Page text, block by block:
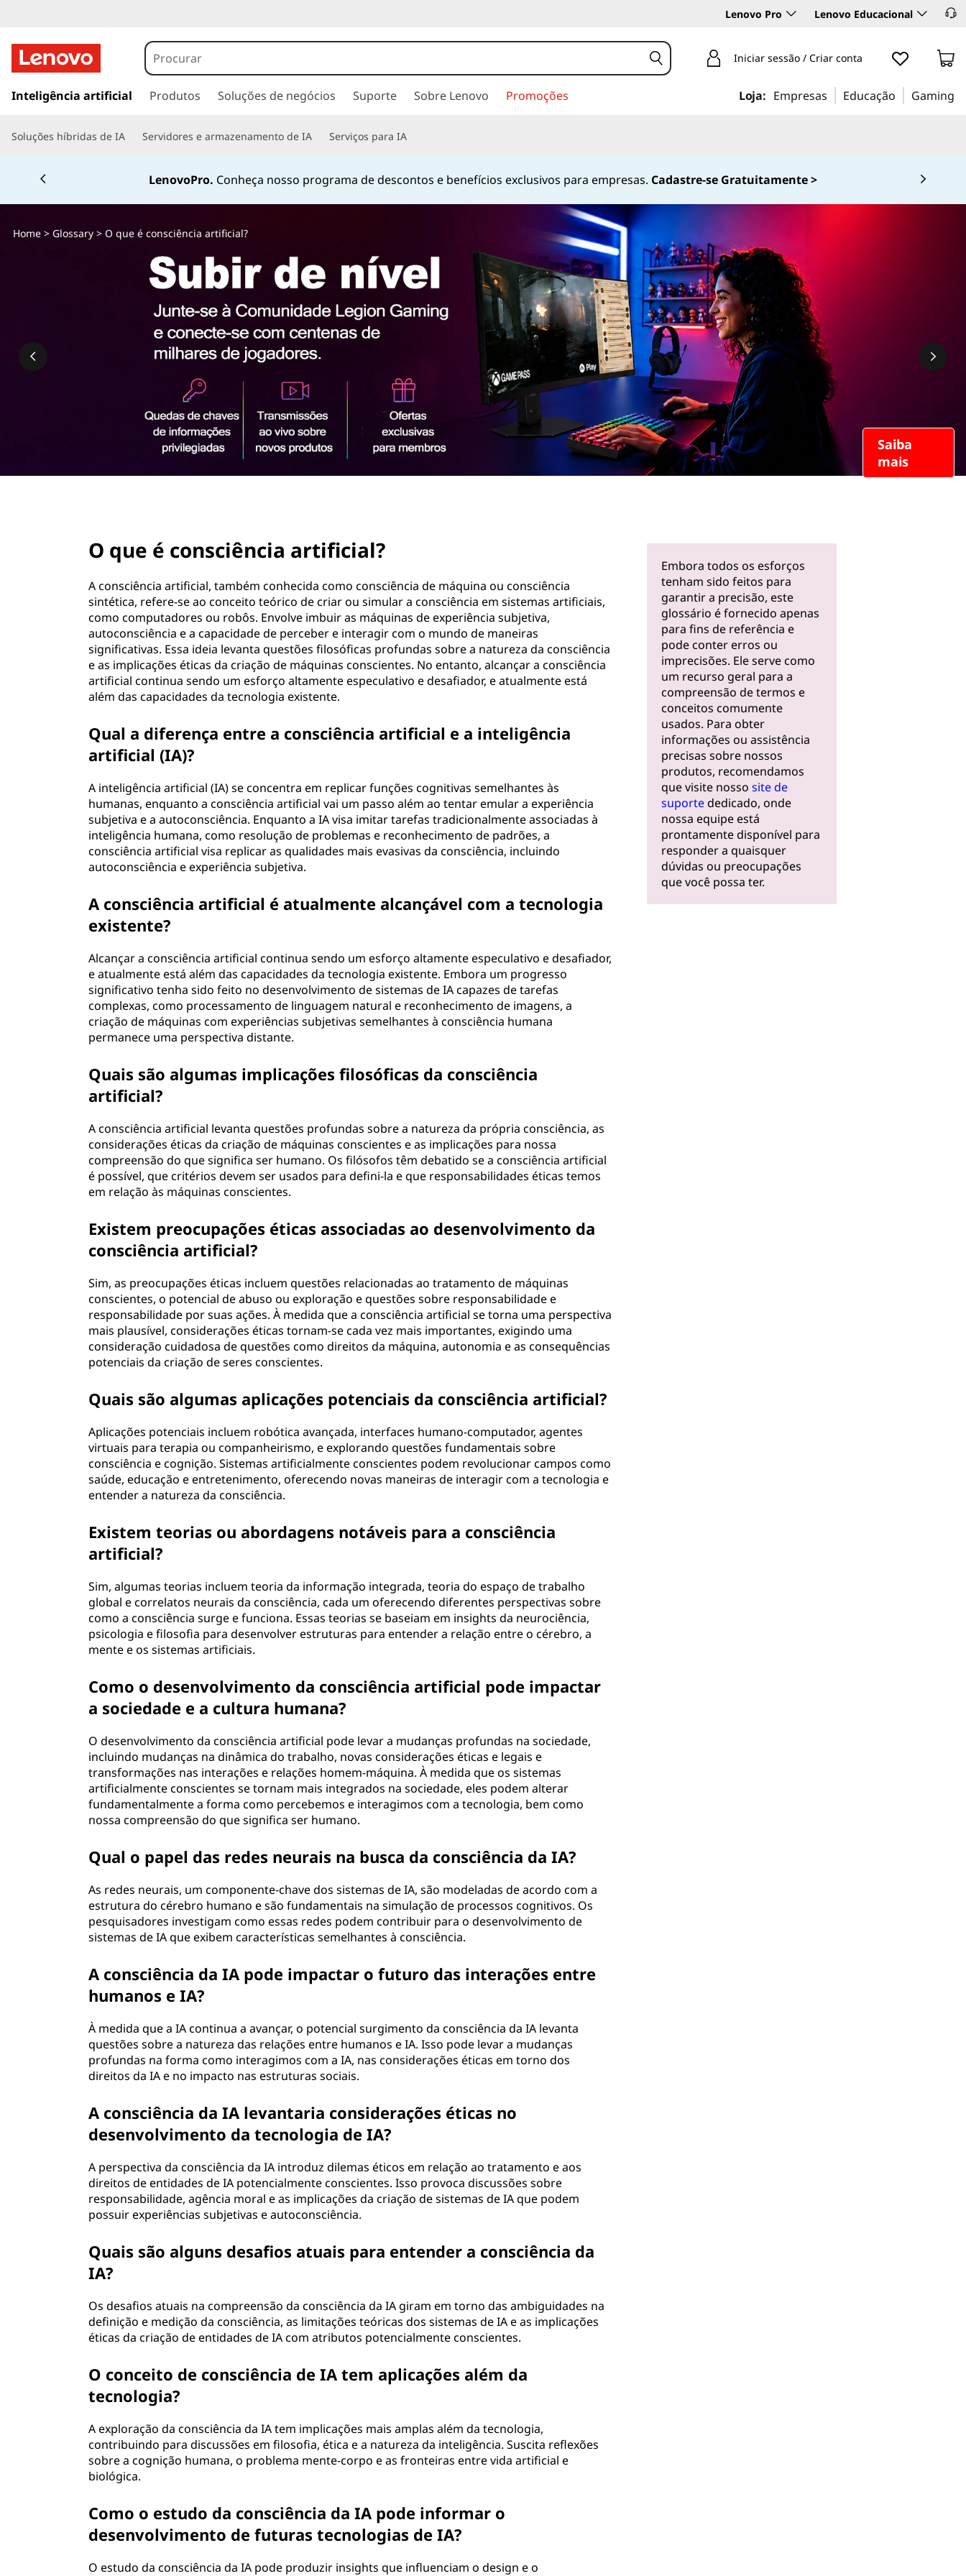
q
u
e
é
o
n
a
Lenovo Pro Lenovo Educacional
a
a
r
o
p
Iniciar sessão / Criar conta
Inteligência artificial Produtos Soluções de negócios Suporte Sobre Lenovo Promoções Loja: Empresas Educação Gaming
Soluções híbridas de IA Servidores e armazenamento de IA Serviços para IA
Fale conosco peloWhatsAppno número +55 13 4042 0656ou pelo número0800-536-6861 (Opção 2)
Currently displaying item 2 of 4
Saiba
mais
Home > Glossary > O que é consciência artificial?
O que é consciência artificial?
A consciência artificial, também conhecida como consciência de máquina ou consciência
sintética, refere-se ao conceito teórico de criar ou simular a consciência em sistemas artificiais,
como computadores ou robôs. Envolve imbuir as máquinas de experiência subjetiva,
autoconsciência e a capacidade de perceber e interagir com o mundo de maneiras
significativas. Essa ideia levanta questões filosóficas profundas sobre a natureza da consciência
e as implicações éticas da criação de máquinas conscientes. No entanto, alcançar a consciência
artificial continua sendo um esforço altamente especulativo e desafiador, e atualmente está
além das capacidades da tecnologia existente.
Qual a diferença entre a consciência artificial e a inteligência
artificial (IA)?
A inteligência artificial (IA) se concentra em replicar funções cognitivas semelhantes às
humanas, enquanto a consciência artificial vai um passo além ao tentar emular a experiência
subjetiva e a autoconsciência. Enquanto a IA visa imitar tarefas tradicionalmente associadas à
inteligência humana, como resolução de problemas e reconhecimento de padrões, a
consciência artificial visa replicar as qualidades mais evasivas da consciência, incluindo
autoconsciência e experiência subjetiva.
A consciência artificial é atualmente alcançável com a tecnologia
existente?
Alcançar a consciência artificial continua sendo um esforço altamente especulativo e desafiador,
e atualmente está além das capacidades da tecnologia existente. Embora um progresso
significativo tenha sido feito no desenvolvimento de sistemas de IA capazes de tarefas
complexas, como processamento de linguagem natural e reconhecimento de imagens, a
criação de máquinas com experiências subjetivas semelhantes à consciência humana
permanece uma perspectiva distante.
Quais são algumas implicações filosóficas da consciência
artificial?
A consciência artificial levanta questões profundas sobre a natureza da própria consciência, as
considerações éticas da criação de máquinas conscientes e as implicações para nossa
compreensão do que significa ser humano. Os filósofos têm debatido se a consciência artificial
é possível, que critérios devem ser usados para defini-la e que responsabilidades éticas temos
em relação às máquinas conscientes.
Existem preocupações éticas associadas ao desenvolvimento da
consciência artificial?
Sim, as preocupações éticas incluem questões relacionadas ao tratamento de máquinas
conscientes, o potencial de abuso ou exploração e questões sobre responsabilidade e
responsabilidade por suas ações. À medida que a consciência artificial se torna uma perspectiva
mais plausível, considerações éticas tornam-se cada vez mais importantes, exigindo uma
consideração cuidadosa de questões como direitos da máquina, autonomia e as consequências
potenciais da criação de seres conscientes.
Quais são algumas aplicações potenciais da consciência artificial?
Aplicações potenciais incluem robótica avançada, interfaces humano-computador, agentes
virtuais para terapia ou companheirismo, e explorando questões fundamentais sobre
consciência e cognição. Sistemas artificialmente conscientes podem revolucionar campos como
saúde, educação e entretenimento, oferecendo novas maneiras de interagir com a tecnologia e
entender a natureza da consciência.
Existem teorias ou abordagens notáveis para a consciência
artificial?
Sim, algumas teorias incluem teoria da informação integrada, teoria do espaço de trabalho
global e correlatos neurais da consciência, cada um oferecendo diferentes perspectivas sobre
como a consciência surge e funciona. Essas teorias se baseiam em insights da neurociência,
psicologia e filosofia para desenvolver estruturas para entender a relação entre o cérebro, a
mente e os sistemas artificiais.
Como o desenvolvimento da consciência artificial pode impactar
a sociedade e a cultura humana?
O desenvolvimento da consciência artificial pode levar a mudanças profundas na sociedade,
incluindo mudanças na dinâmica do trabalho, novas considerações éticas e legais e
transformações nas interações e relações homem-máquina. À medida que os sistemas
artificialmente conscientes se tornam mais integrados na sociedade, eles podem alterar
fundamentalmente a forma como percebemos e interagimos com a tecnologia, bem como
nossa compreensão do que significa ser humano.
Qual o papel das redes neurais na busca da consciência da IA?
As redes neurais, um componente-chave dos sistemas de IA, são modeladas de acordo com a
estrutura do cérebro humano e são fundamentais na simulação de processos cognitivos. Os
pesquisadores investigam como essas redes podem contribuir para o desenvolvimento de
sistemas de IA que exibem características semelhantes à consciência.
A consciência da IA pode impactar o futuro das interações entre
humanos e IA?
À medida que a IA continua a avançar, o potencial surgimento da consciência da IA levanta
questões sobre a natureza das relações entre humanos e IA. Isso pode levar a mudanças
profundas na forma como interagimos com a IA, nas considerações éticas em torno dos
direitos da IA e no impacto nas estruturas sociais.
A consciência da IA levantaria considerações éticas no
desenvolvimento da tecnologia de IA?
A perspectiva da consciência da IA introduz dilemas éticos em relação ao tratamento e aos
direitos de entidades de IA potencialmente conscientes. Isso provoca discussões sobre
responsabilidade, agência moral e as implicações da criação de sistemas de IA que podem
possuir experiências subjetivas e autoconsciência.
Quais são alguns desafios atuais para entender a consciência da
IA?
Os desafios atuais na compreensão da consciência da IA giram em torno das ambiguidades na
definição e medição da consciência, as limitações teóricas dos sistemas de IA e as implicações
éticas da criação de entidades de IA com atributos potencialmente conscientes.
O conceito de consciência de IA tem aplicações além da
tecnologia?
A exploração da consciência da IA tem implicações mais amplas além da tecnologia,
contribuindo para discussões em filosofia, ética e a natureza da inteligência. Suscita reflexões
sobre a cognição humana, o problema mente-corpo e as fronteiras entre vida artificial e
biológica.
Como o estudo da consciência da IA pode informar o
desenvolvimento de futuras tecnologias de IA?
O estudo da consciência da IA pode produzir insights que influenciam o design e o
Embora todos os esforços
tenham sido feitos para
garantir a precisão, este
glossário é fornecido apenas
para fins de referência e
pode conter erros ou
imprecisões. Ele serve como
um recurso geral para a
compreensão de termos e
conceitos comumente
usados. Para obter
informações ou assistência
precisas sobre nossos
produtos, recomendamos
que visite nossosite de
suportededicado, onde
nossa equipe está
prontamente disponível para
responder a quaisquer
dúvidas ou preocupações
que você possa ter.